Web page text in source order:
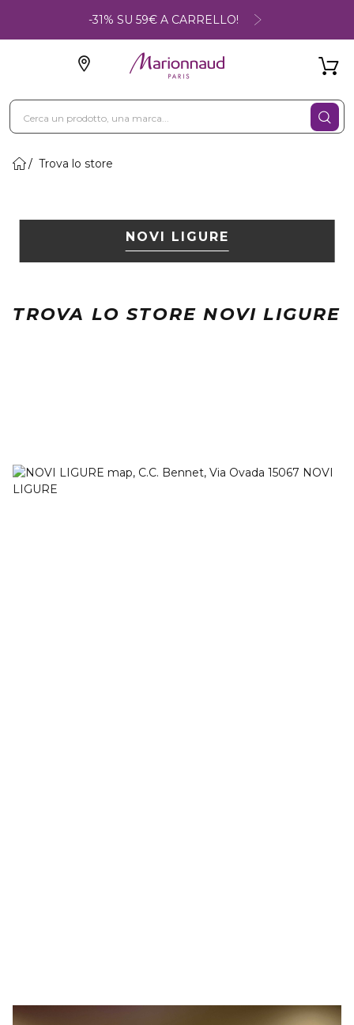
-31% SU 59€ A CARRELLO!
Trova lo store
NOVI LIGURE
TROVA LO STORE NOVI LIGURE